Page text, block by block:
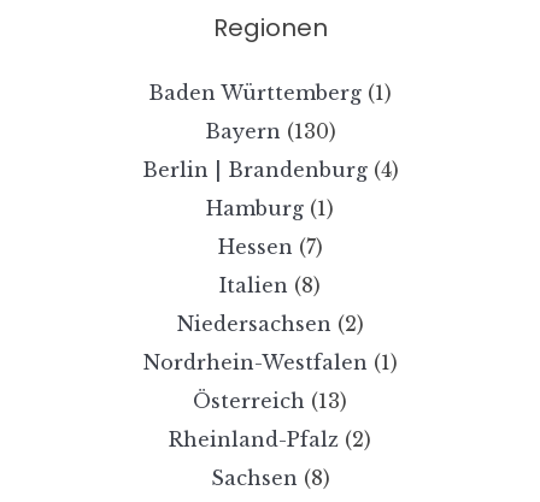
Regionen
Baden Württemberg (1)
Bayern (130)
Berlin | Brandenburg(4)
Hamburg (1)
Hessen (7)
Italien (8)
Niedersachsen (2)
Nordrhein-Westfalen (1)
Österreich (13)
Rheinland-Pfalz (2)
Sachsen (8)